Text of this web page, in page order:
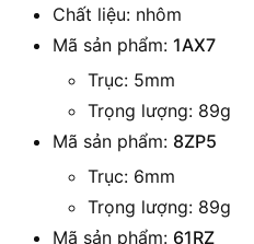
Chất liệu: nhôm
Mã sản phẩm: 1AX7
Trục: 5mm
Trọng lượng: 89g
Mã sản phẩm: 8ZP5
Trục: 6mm
Trọng lượng: 89g
Mã sản phẩm: 61RZ